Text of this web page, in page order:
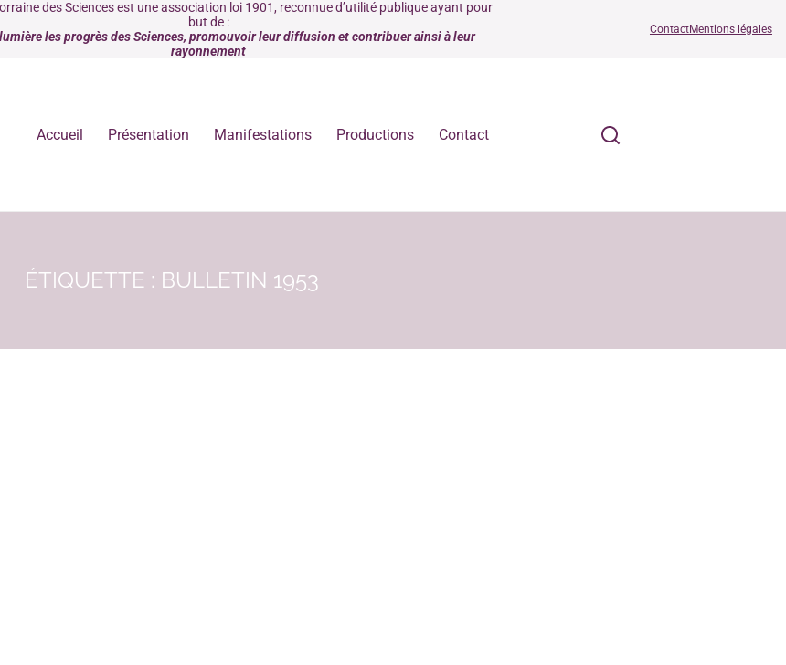
des Sciences est une association loi 1901, reconnue d’utilité publique ayant pour
but de :
les progrès des Sciences, promouvoir leur diffusion et contribuer ainsi à leur
rayonnement
ContactMentions légales
Accueil Présentation Manifestations Productions Contact
ÉTIQUETTE : BULLETIN 1953